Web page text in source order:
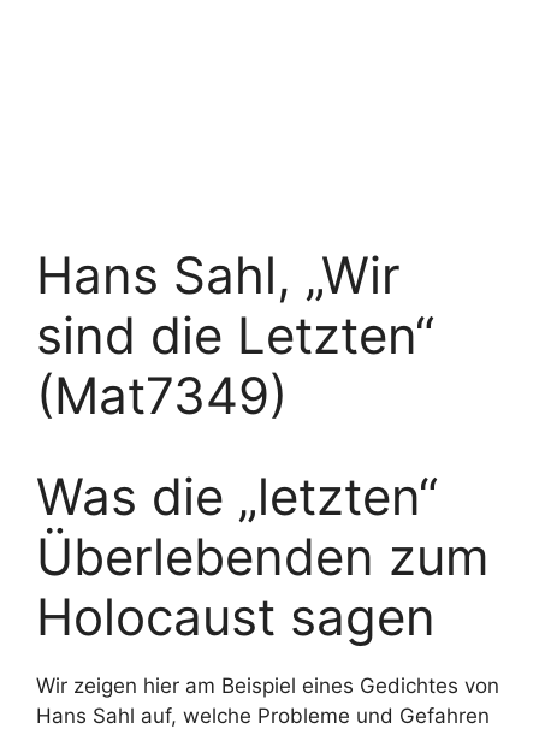
Hans Sahl, „Wir
sind die Letzten“
(Mat7349)
Was die „letzten“
Überlebenden zum
Holocaust sagen
Wir zeigen hier am Beispiel eines Gedichtes von
Hans Sahl auf, welche Probleme und Gefahren